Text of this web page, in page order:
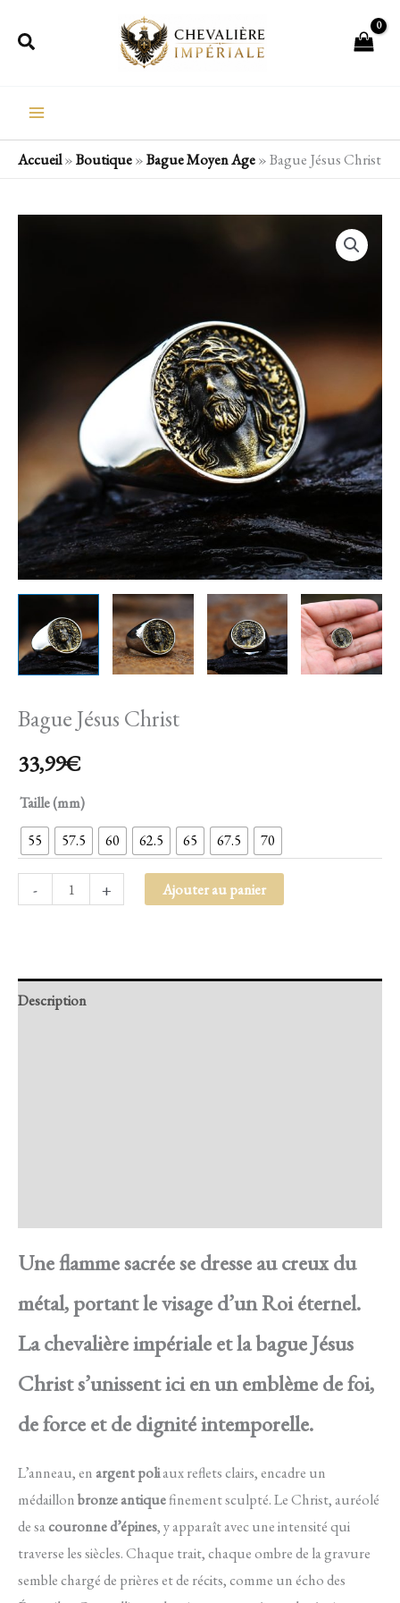
Rechercher
Accueil»Boutique»Bague Moyen Age»Bague Jésus Christ
Bague Jésus Christ
33,99€
Taille (mm)
55 57.5 60 62.5 65 67.5 70
- + Ajouter au panier
Description
Une flamme sacrée se dresse au creux du
métal, portant le visage d’un Roi éternel.
La chevalière impériale et la bague Jésus
Christ s’unissent ici en un emblème de foi,
de force et de dignité intemporelle.
L’anneau, en argent poliaux reflets clairs, encadre un
médaillonbronze antiquefinement sculpté. Le Christ, auréolé
de sacouronne d’épines, y apparaît avec une intensité qui
traverse les siècles. Chaque trait, chaque ombre de la gravure
semble chargé de prières et de récits, comme un écho des